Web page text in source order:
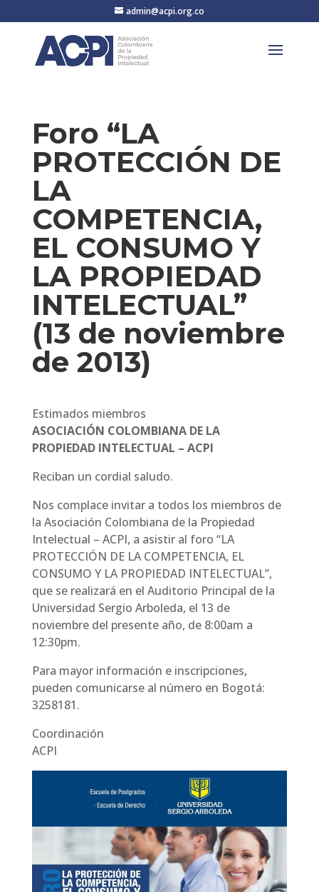
admin@acpi.org.co
Foro “LA
PROTECCIÓN DE
LA
COMPETENCIA,
EL CONSUMO Y
LA PROPIEDAD
INTELECTUAL”
(13 de noviembre
de 2013)
Estimados miembros
ASOCIACIÓN COLOMBIANA DELA
PROPIEDAD INTELECTUAL – ACPI
Reciban un cordial saludo.
Nos complace invitar a todos los miembros de
la Asociación Colombiana de la Propiedad
Intelectual – ACPI, a asistir al foro “LA
PROTECCIÓN DE LA COMPETENCIA, EL
CONSUMO Y LA PROPIEDAD INTELECTUAL”,
que se realizará en el Auditorio Principal de la
Universidad Sergio Arboleda, el 13 de
noviembre del presente año, de 8:00am a
12:30pm.
Para mayor información e inscripciones,
pueden comunicarse al número en Bogotá:
3258181.
Coordinación
ACPI